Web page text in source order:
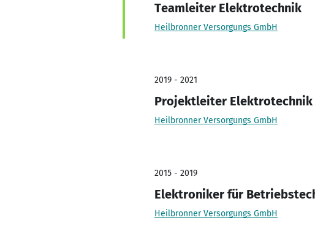
Teamleiter Elektrotechnik
Heilbronner Versorgungs GmbH
2019 - 2021
Projektleiter Elektrotechnik
Heilbronner Versorgungs GmbH
2015 - 2019
Elektroniker für
Heilbronner Versorgungs GmbH